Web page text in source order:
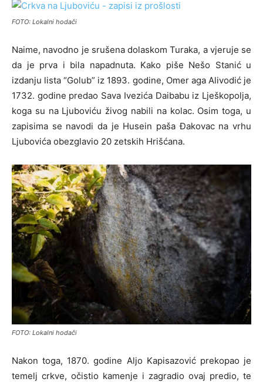
FOTO: Lokalni hodači
Naime, navodno je srušena dolaskom Turaka, a vjeruje se
da je prva i bila napadnuta. Kako piše Nešo Stanić u
izdanju lista “Golub” iz 1893. godine, Omer aga Alivodić je
1732. godine predao Sava Ivezića Daibabu iz Lješkopolja,
koga su na Ljuboviću živog nabili na kolac. Osim toga, u
zapisima se navodi da je Husein paša Đakovac na vrhu
Ljubovića obezglavio 20 zetskih Hrišćana.
FOTO: Lokalni hodači
Nakon toga, 1870. godine Aljo Kapisazović prekopao je
temelj crkve, očistio kamenje i zagradio ovaj predio, te